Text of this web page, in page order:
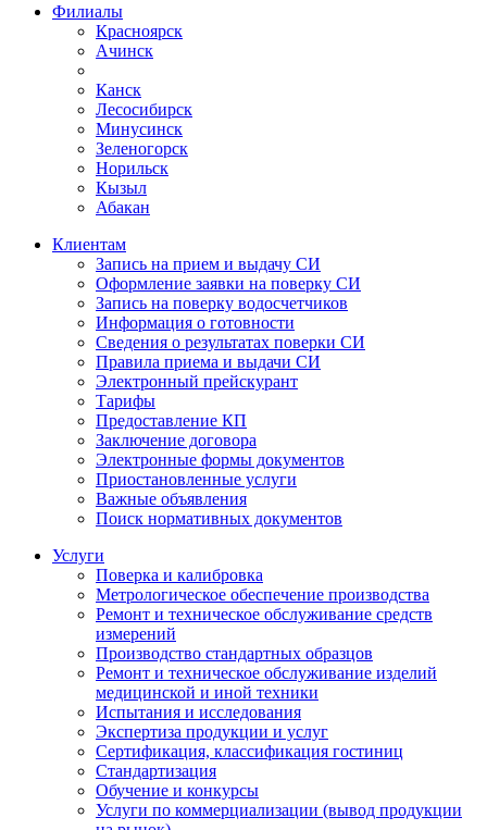
Филиалы
Красноярск
Ачинск
Канск
Лесосибирск
Минусинск
Зеленогорск
Норильск
Кызыл
Абакан
Клиентам
Запись на прием и выдачу СИ
Оформление заявки на поверку СИ
Запись на поверку водосчетчиков
Информация о готовности
Сведения о результатах поверки СИ
Правила приема и выдачи СИ
Электронный прейскурант
Тарифы
Предоставление КП
Заключение договора
Электронные формы документов
Приостановленные услуги
Важные объявления
Поиск нормативных документов
Услуги
Поверка и калибровка
Метрологическое обеспечение производства
Ремонт и техническое обслуживание средств
измерений
Производство стандартных образцов
Ремонт и техническое обслуживание изделий
медицинской и иной техники
Испытания и исследования
Экспертиза продукции и услуг
Сертификация, классификация гостиниц
Стандартизация
Обучение и конкурсы
Услуги по коммерциализации (вывод продукции